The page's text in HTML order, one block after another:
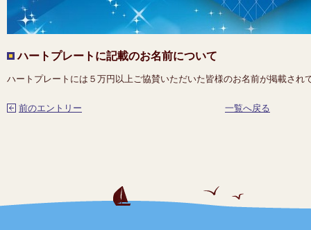
ハートプレートに記載のお名前について
ハートプレートには５万円以上ご協賛いただいた皆様のお名前が掲載され
前のエントリー 一覧へ戻る